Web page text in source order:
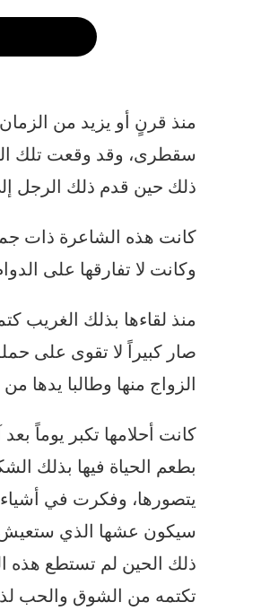
منذ قرنٍ أو يزيد من
سقطرى، وقد وقعت تلك
ذلك حين قدم ذلك الرجل
كانت هذه الشاعرة ذات
وكانت لا تفارقها على
منذ لقاءها بذلك الغريب
صار كبيراً لا تقوى على
الزواج منها وطالبا يدها من
كانت أحلامها تكبر يوماً
بطعم الحياة فيها بذلك
يتصورها، وفكرت في أشياء
سيكون عشها الذي ستعيش
ذلك الحين لم تستطع هذه
تكتمه من الشوق والحب